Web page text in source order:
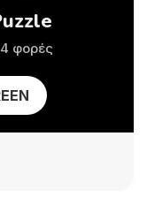
φορές